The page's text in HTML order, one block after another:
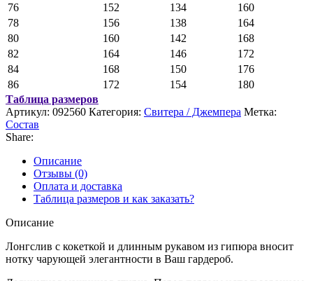
76
152 134
160
78
156 138
164
80
160 142
168
82
164 146
172
84
168 150
176
86
172 154
180
Таблица размеров
Артикул: 092560 Категория: Свитера / Джемпера Метка:
Состав
Share:
Описание
Отзывы (0)
Оплата и доставка
Таблица размеров и как заказать?
Описание
Лонгслив с кокеткой и длинным рукавом из гипюра вносит
нотку чарующей элегантности в Ваш гардероб.